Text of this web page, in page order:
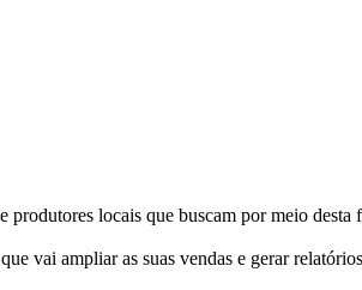
produtores locais que buscam por meio
vai ampliar as suas vendas e gerar